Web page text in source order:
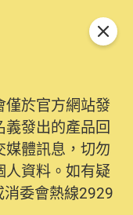
僅於官方網站發
發出的產品回
媒體訊息，切勿
資料。如有疑
委會熱線2929
關閉